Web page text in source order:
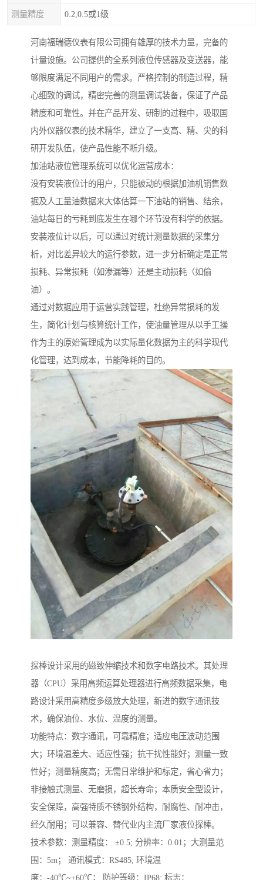
测量精度 0.2,0.5或1级
河南福瑞德仪表有限公司拥有雄厚的技术力量，完备的
计量设施。公司提供的全系列液位传感器及变送器，能
够限度满足不同用户的需求。严格控制的制造过程，精
心细致的调试，精密完善的测量调试装备，保证了产品
精度和可靠性。并在产品开发、研制的过程中，吸取国
内外仪器仪表的技术精华，建立了一支高、精、尖的科
研开发队伍，使产品性能不断升级。
加油站液位管理系统可以优化运营成本：
没有安装液位计的用户，只能被动的根据加油机销售数
据及人工量油数据来大体估算一下油站的销售、结余，
油站每日的亏耗到底发生在哪个环节没有科学的依据。
安装液位计以后，可以通过对统计测量数据的采集分
析，对比差异较大的运行参数，进一步分析确定是正常
损耗、异常损耗（如渗漏等）还是主动损耗（如偷
油）。
通过对数据应用于运营实践管理，杜绝异常损耗的发
生，简化计划与核算统计工作，使油量管理从以手工操
作为主的原始管理成为以实际量化数据为主的科学现代
化管理，达到成本，节能降耗的目的。
探棒设计采用的磁致伸缩技术和数字电路技术。其处理
器（CPU）采用高频运算处理器进行高频数据采集，电
路设计采用高精度多级放大处理，新进的数字通讯技
术，确保油位、水位、温度的测量。
功能特点：数字通讯，可靠精准；适应电压波动范围
大；环境温差大、适应性强；抗干扰性能好；测量一致
性好；测量精度高；无需日常维护和标定，省心省力；
非接触式测量、无磨损，超长寿命；本质安全型设计，
安全保障，高强特质不锈钢外结构，耐腐性、耐冲击，
经久耐用；可以兼容、替代业内主流厂家液位探棒。
技术参数：测量精度： ±0.5; 分辨率：0.01；大测量范
围：5m； 通讯模式：RS485; 环境温
度：-40℃~+60℃； 防护等级：IP68; 标志：